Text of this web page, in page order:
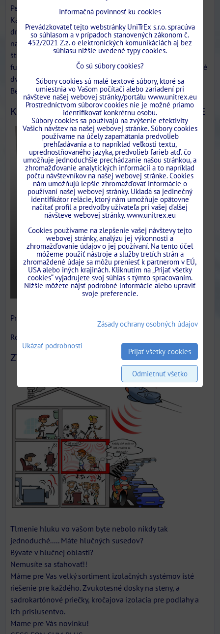
Personalizacia
Každému jeho vlastné dvere. Niekedy ide o veľkosti, tvary,
držadlá, materiály alebo technológie. Preto podporujeme
našich zákazníkov pri výbere a prispôsobení projektu,
štúdiu prostredia, pre ktoré je určený, estetických a
funkčných potrieb. Konečným výsledkom sú vždy dokonalé
dvere.
Bezpečné, kvalitné, odolné voči času.
KOVANIE PRE POSUVNÉ A KLASICKÉ DVERE
Pracujeme pre Vás ....
Rozširujeme sortiment
ZVUKOVÁ IZOLÁCIA
Tlmenie hluku vo vašom byte nebolo nikdy tak
jednoduché..... Máte hlučných susedov?
Bývate v hlučnej oblasti?
Nemusíte sa sťahovať!!
Máme pre Vas velký sortiment izolačných systémov isté
riešenie pre každého. Zvukotesné dosky na steny, a
sadrokartónové priečky, kročajova izolacia pre podlahy a
ich prislusentvo.
Mame pre Vás novinku!
Informačná povinnosť ku cookies
Prevádzkovateľ tejto webstránky UniTrEx s.r.o. spracúva
so súhlasom a v prípadoch stanovených zákonom č.
452/2021 Z.z. o elektronických komunikáciách aj bez
súhlasu nižšie uvedené typy cookies.
Čo sú súbory cookies?
Súbory cookies sú malé textové súbory, ktoré sa
umiestnia vo Vašom počítači alebo zariadení pri
návšteve našej webovej stránky/portálu www.unitrex.eu
Prostredníctvom súborov cookies nie je možné priamo
identifikovať konkrétnu osobu.
Súbory cookies sa používajú na zvýšenie efektivity
Vašich návštev na našej webovej stránke. Súbory cookies
používame na účely zapamätania predvolieb
prehľadávania a to napríklad veľkosti textu,
uprednostňovaného jazyka, predvolieb farieb atď. čo
umožňuje jednoduchšie prechádzanie našou stránkou, a
zhromažďovanie analytických informácií a to napríklad
počtu návštevníkov na našej webovej stránke. Cookies
nám umožňujú lepšie zhromažďovať informácie o
používaní našej webovej stránky. Ukladá sa jedinečný
identifikátor relácie, ktorý nám umožňuje opätovne
načítať profil a predvoľby užívateľa pri vašej ďalšej
návšteve webovej stránky. www.unitrex.eu
Cookies používame na zlepšenie vašej návštevy tejto
webovej stránky, analýzu jej výkonnosti a
zhromažďovanie údajov o jej používaní. Na tento účel
môžeme použiť nástroje a služby tretích strán a
zhromaždené údaje sa môžu preniesť k partnerom v EÚ,
USA alebo iných krajinách. Kliknutím na „Prijať všetky
cookies“ vyjadrujete svoj súhlas s týmto spracovaním.
Nižšie môžete nájsť podrobné informácie alebo upraviť
svoje preferencie.
Zásady ochrany osobných údajov
Ukázať podrobnosti
Prijať všetky cookies
Odmietnuť všetko